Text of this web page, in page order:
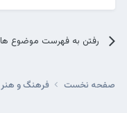
رفتن به فهرست موضوع ها
صفحه نخست فرهنگ و هنر